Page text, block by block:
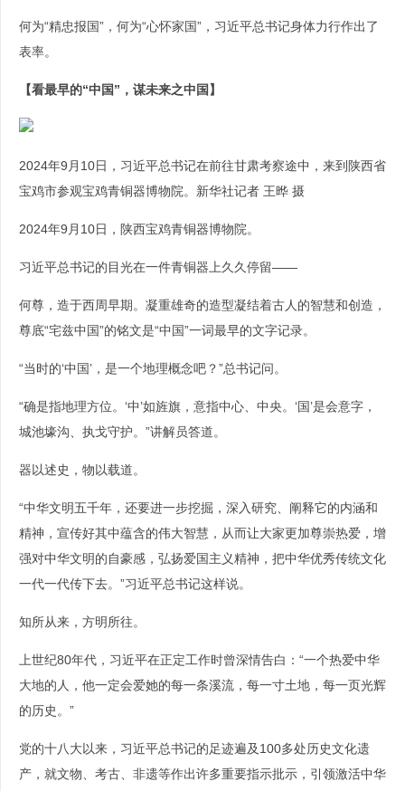
何为“精忠报国”，何为“心怀家国”，习近平总书记身体力行作出了
表率。
【看最早的“中国”，谋未来之中国】
2024年9月10日，习近平总书记在前往甘肃考察途中，来到陕西省
宝鸡市参观宝鸡青铜器博物院。新华社记者 王晔 摄
2024年9月10日，陕西宝鸡青铜器博物院。
习近平总书记的目光在一件青铜器上久久停留——
何尊，造于西周早期。凝重雄奇的造型凝结着古人的智慧和创造，
尊底“宅兹中国”的铭文是“中国”一词最早的文字记录。
“当时的‘中国’，是一个地理概念吧？”总书记问。
“确是指地理方位。‘中’如旌旗，意指中心、中央。‘国’是会意字，
城池壕沟、执戈守护。”讲解员答道。
器以述史，物以载道。
“中华文明五千年，还要进一步挖掘，深入研究、阐释它的内涵和
精神，宣传好其中蕴含的伟大智慧，从而让大家更加尊崇热爱，增
强对中华文明的自豪感，弘扬爱国主义精神，把中华优秀传统文化
一代一代传下去。”习近平总书记这样说。
知所从来，方明所往。
上世纪80年代，习近平在正定工作时曾深情告白：“一个热爱中华
大地的人，他一定会爱她的每一条溪流，每一寸土地，每一页光辉
的历史。”
党的十八大以来，习近平总书记的足迹遍及100多处历史文化遗
产，就文物、考古、非遗等作出许多重要指示批示，引领激活中华